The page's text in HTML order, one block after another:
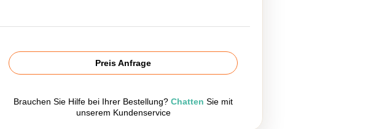
Preis Anfrage
Brauchen Sie Hilfe bei Ihrer Bestellung? Chatten Sie mit
unserem Kundenservice